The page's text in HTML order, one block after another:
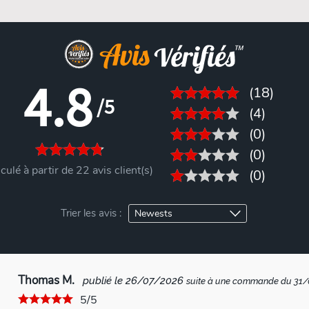
4.8/5
à partir de 22 avis client(s)
(18)
(4)
(0)
(0)
(0)
Trier les avis :
Thomas M. publié le 26/07/2026 suite à une commande du
5/5